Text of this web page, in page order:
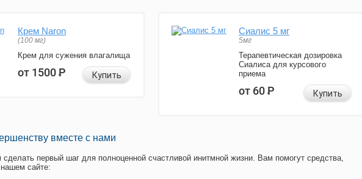
Крем Naron
(100 мг)
Крем для сужения влагалища
от 1500Р Купить
Сиалис 5 мг
5мг
Терапевтическая дозировка
Сиалиса для курсового
приема
от 60Р Купить
вместе с нами
первый шаг для полноценной счастливой инитмной жизни. Вам помогут средства,
сайте: